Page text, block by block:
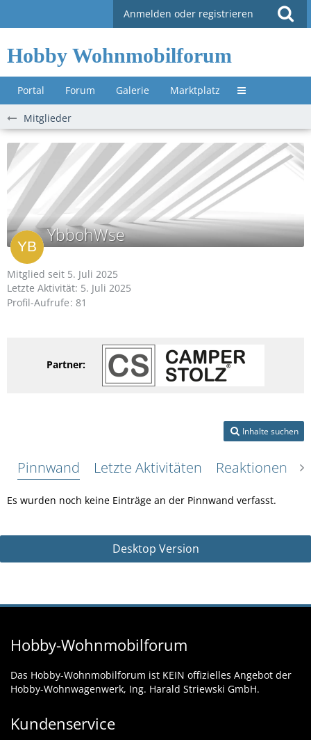
Anmelden oder registrieren
Hobby Wohnmobilforum
Portal Forum Galerie Marktplatz Untermenü »
Mitglieder
YbbohWse
Mitglied seit 5. Juli 2025
Letzte Aktivität: 5. Juli 2025
Profil-Aufrufe 81
Partner:
Inhalte suchen
Pinnwand Letzte Aktivitäten Reaktionen
Es wurden noch keine Einträge an der Pinnwand verfasst.
Desktop Version
Hobby-Wohnmobilforum
Das Hobby-Wohnmobilforum ist KEIN offizielles Angebot der
Hobby-Wohnwagenwerk, Ing. Harald Striewski GmbH.
Kundenservice